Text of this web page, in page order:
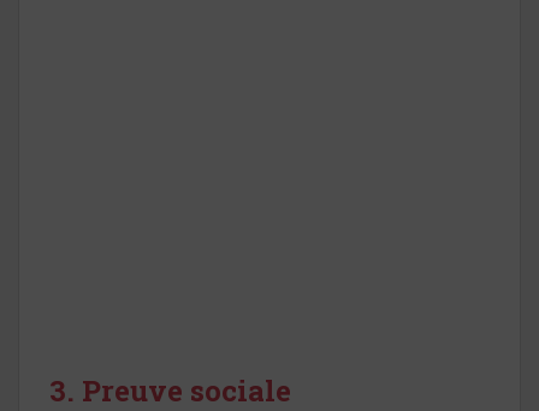
3. Preuve sociale